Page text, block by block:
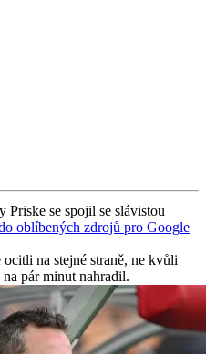
Priske se spojil se slávistou
oblíbených zdrojů pro Google
na stejné straně, ne kvůli
pár minut nahradil.